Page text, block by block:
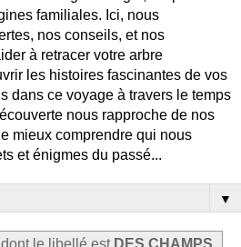
familiales. Ici, nous
nos conseils, et nos
à retracer votre arbre
les histoires fascinantes de vos
dans ce voyage à travers le temps
nous rapproche de nos
mieux comprendre qui nous
et énigmes du passé...
▼